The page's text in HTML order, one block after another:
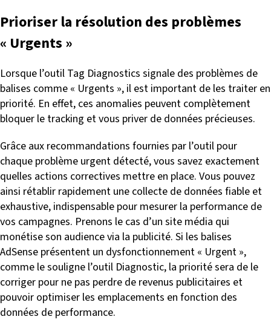
Prioriser la résolution des problèmes
« Urgents »
Lorsque l’outil Tag Diagnostics signale des problèmes de
balises comme « Urgents », il est important de les traiter en
priorité. En effet, ces anomalies peuvent complètement
bloquer le tracking et vous priver de données précieuses.
Grâce aux recommandations fournies par l’outil pour
chaque problème urgent détecté, vous savez exactement
quelles actions correctives mettre en place. Vous pouvez
ainsi rétablir rapidement une collecte de données fiable et
exhaustive, indispensable pour mesurer la performance de
vos campagnes. Prenons le cas d’un site média qui
monétise son audience via la publicité. Si les balises
AdSense présentent un dysfonctionnement « Urgent »,
comme le souligne l’outil Diagnostic, la priorité sera de le
corriger pour ne pas perdre de revenus publicitaires et
pouvoir optimiser les emplacements en fonction des
données de performance.